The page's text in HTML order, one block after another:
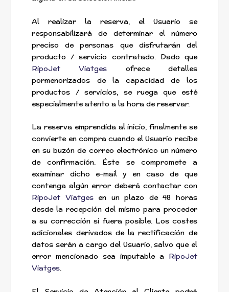
Al realizar la reserva, el Usuario se
responsabilizará de determinar el número
preciso de personas que disfrutarán del
producto / servicio contratado. Dado que
RipoJet Viatges ofrece detalles
pormenorizados de la capacidad de los
productos / servicios, se ruega que esté
especialmente atento a la hora de reservar.
La reserva emprendida al inicio, finalmente se
convierte en compra cuando el Usuario recibe
en su buzón de correo electrónico un número
de confirmación. Éste se compromete a
examinar dicho e-mail y en caso de que
contenga algún error deberá contactar con
RipoJet Viatgesen un plazo de 48 horas
desde la recepción del mismo para proceder
a su corrección si fuera posible. Los costes
adicionales derivados de la rectificación de
datos serán a cargo del Usuario, salvo que el
error mencionado sea imputable a RipoJet
Viatges.